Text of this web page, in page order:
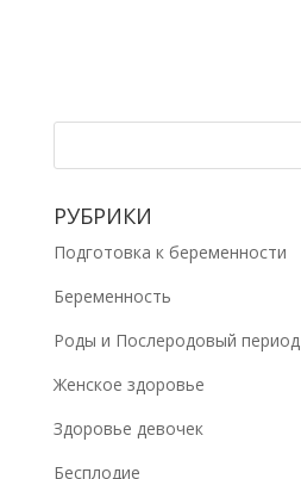
РУБРИКИ
Подготовка к беременности
Беременность
Роды и Послеродовый период
Женское здоровье
Здоровье девочек
Бесплодие